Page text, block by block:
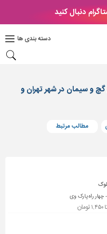
دنبال کنید
دسته بندی ها
و سیمان در شهر تهران و
مطالب مرتبط
چهار راه پارک وی